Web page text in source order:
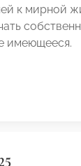
к мирной
имеющееся.